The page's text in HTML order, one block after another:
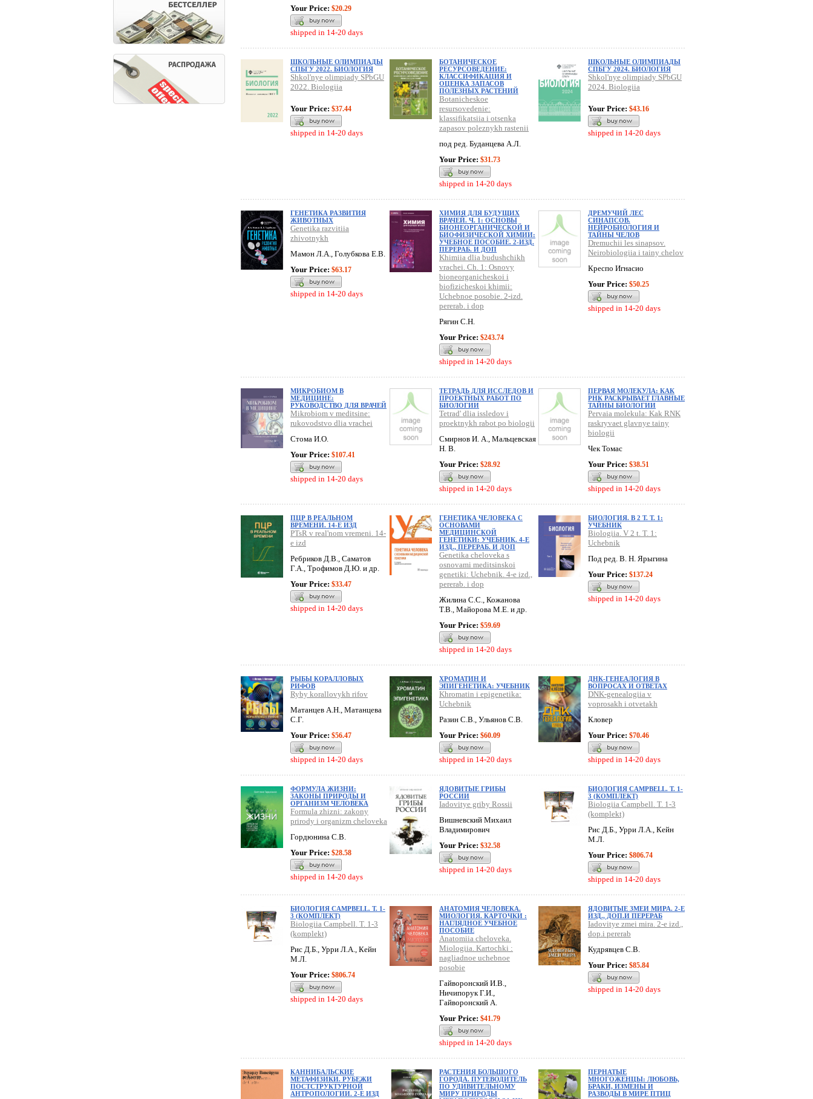
Your Price: $20.29
shipped in 14-20 days
ШКОЛЬНЫЕ ОЛИМПИАДЫ
СПБГУ 2022. БИОЛОГИЯ
Shkol'nye olimpiady SPbGU
2022. Biologiia
Your Price: $37.44
shipped in 14-20 days
БОТАНИЧЕСКОЕ
РЕСУРСОВЕДЕНИЕ:
КЛАССИФИКАЦИЯ И
ОЦЕНКА ЗАПАСОВ
ПОЛЕЗНЫХ РАСТЕНИЙ
Botanicheskoe
resursovedenie:
klassifikatsiia i otsenka
zapasov poleznykh rastenii
под ред. Буданцева А.Л.
Your Price: $31.73
shipped in 14-20 days
ШКОЛЬНЫЕ ОЛИМПИАДЫ
СПБГУ 2024. БИОЛОГИЯ
Shkol'nye olimpiady SPbGU
2024. Biologiia
Your Price: $43.16
shipped in 14-20 days
ГЕНЕТИКА РАЗВИТИЯ
ЖИВОТНЫХ
Genetika razvitiia
zhivotnykh
Мамон Л.А., Голубкова Е.В.
Your Price: $63.17
shipped in 14-20 days
ХИМИЯ ДЛЯ БУДУЩИХ
ВРАЧЕЙ. Ч. 1: ОСНОВЫ
БИОНЕОРГАНИЧЕСКОЙ И
БИОФИЗИЧЕСКОЙ ХИМИИ:
УЧЕБНОЕ ПОСОБИЕ. 2-ИЗД.
ПЕРЕРАБ. И ДОП
Khimiia dlia budushchikh
vrachei. Ch. 1: Osnovy
bioneorganicheskoi i
biofizicheskoi khimii:
Uchebnoe posobie. 2-izd.
pererab. i dop
Рягин С.Н.
Your Price: $243.74
shipped in 14-20 days
ДРЕМУЧИЙ ЛЕС
СИНАПСОВ.
НЕЙРОБИОЛОГИЯ И
ТАЙНЫ ЧЕЛОВ
Dremuchii les sinapsov.
Neirobiologiia i tainy chelov
Креспо Игнасио
Your Price: $50.25
shipped in 14-20 days
МИКРОБИОМ В
МЕДИЦИНЕ:
РУКОВОДСТВО ДЛЯ ВРАЧЕЙ
Mikrobiom v meditsine:
rukovodstvo dlia vrachei
Стома И.О.
Your Price: $107.41
shipped in 14-20 days
ТЕТРАДЬ ДЛЯ ИССЛЕДОВ И
ПРОЕКТНЫХ РАБОТ ПО
БИОЛОГИИ
Tetrad' dlia issledov i
proektnykh rabot po biologii
Смирнов И. А., Мальцевская
Н. В.
Your Price: $28.92
shipped in 14-20 days
ПЕРВАЯ МОЛЕКУЛА: КАК
РНК РАСКРЫВАЕТ ГЛАВНЫЕ
ТАЙНЫ БИОЛОГИИ
Pervaia molekula: Kak RNK
raskryvaet glavnye tainy
biologii
Чек Томас
Your Price: $38.51
shipped in 14-20 days
ПЦР В РЕАЛЬНОМ
ВРЕМЕНИ. 14-Е ИЗД
PTsR v real'nom vremeni. 14-
e izd
Ребриков Д.В., Саматов
Г.А., Трофимов Д.Ю. и др.
Your Price: $33.47
shipped in 14-20 days
ГЕНЕТИКА ЧЕЛОВЕКА С
ОСНОВАМИ
МЕДИЦИНСКОЙ
ГЕНЕТИКИ: УЧЕБНИК. 4-Е
ИЗД., ПЕРЕРАБ. И ДОП
Genetika cheloveka s
osnovami meditsinskoi
genetiki: Uchebnik. 4-e izd.,
pererab. i dop
Жилина С.С., Кожанова
Т.В., Майорова М.Е. и др.
Your Price: $59.69
shipped in 14-20 days
БИОЛОГИЯ. В 2 Т. Т. 1:
УЧЕБНИК
Biologiia. V 2 t. T. 1:
Uchebnik
Под ред. В. Н. Ярыгина
Your Price: $137.24
shipped in 14-20 days
РЫБЫ КОРАЛЛОВЫХ
РИФОВ
Ryby korallovykh rifov
Матанцев А.Н., Матанцева
С.Г.
Your Price: $56.47
shipped in 14-20 days
ХРОМАТИН И
ЭПИГЕНЕТИКА: УЧЕБНИК
Khromatin i epigenetika:
Uchebnik
Разин С.В., Ульянов С.В.
Your Price: $60.09
shipped in 14-20 days
ДНК-ГЕНЕАЛОГИЯ В
ВОПРОСАХ И ОТВЕТАХ
DNK-genealogiia v
voprosakh i otvetakh
Кловер
Your Price: $70.46
shipped in 14-20 days
ФОРМУЛА ЖИЗНИ:
ЗАКОНЫ ПРИРОДЫ И
ОРГАНИЗМ ЧЕЛОВЕКА
Formula zhizni: zakony
prirody i organizm cheloveka
Гордюнина С.В.
Your Price: $28.58
shipped in 14-20 days
ЯДОВИТЫЕ ГРИБЫ
РОССИИ
Iadovitye griby Rossii
Вишневский Михаил
Владимирович
Your Price: $32.58
shipped in 14-20 days
БИОЛОГИЯ CAMPBELL. Т. 1-
3 (КОМПЛЕКТ)
Biologiia Campbell. T. 1-3
(komplekt)
Рис Д.Б., Урри Л.А., Кейн
М.Л.
Your Price: $806.74
shipped in 14-20 days
БИОЛОГИЯ CAMPBELL. Т. 1-
3 (КОМПЛЕКТ)
Biologiia Campbell. T. 1-3
(komplekt)
Рис Д.Б., Урри Л.А., Кейн
М.Л.
Your Price: $806.74
shipped in 14-20 days
АНАТОМИЯ ЧЕЛОВЕКА.
МИОЛОГИЯ. КАРТОЧКИ :
НАГЛЯДНОЕ УЧЕБНОЕ
ПОСОБИЕ
Anatomiia cheloveka.
Miologiia. Kartochki :
nagliadnoe uchebnoe
posobie
Гайворонский И.В.,
Ничипорук Г.И.,
Гайворонский А.
Your Price: $41.79
shipped in 14-20 days
ЯДОВИТЫЕ ЗМЕИ МИРА. 2-Е
ИЗД., ДОП.И ПЕРЕРАБ
Iadovitye zmei mira. 2-e izd.,
dop.i pererab
Кудрявцев С.В.
Your Price: $85.84
shipped in 14-20 days
КАННИБАЛЬСКИЕ
МЕТАФИЗИКИ. РУБЕЖИ
ПОСТСТРУКТУРНОЙ
АНТРОПОЛОГИИ. 2-Е ИЗД
РАСТЕНИЯ БОЛЬШОГО
ГОРОДА. ПУТЕВОДИТЕЛЬ
ПО УДИВИТЕЛЬНОМУ
МИРУ ПРИРОДЫ
ПЕРНАТЫЕ
МНОГОЖЕНЦЫ: ЛЮБОВЬ,
БРАКИ, ИЗМЕНЫ И
РАЗВОДЫ В МИРЕ ПТИЦ